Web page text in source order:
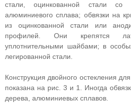
стали, оцинкованной стали со
алюминиевого сплава; обвязки на
из оцинкованной стали или
профилей. Они крепятся
уплотнительными шайбами; в
легированной стали.
Конструкция двойного остекления
показана на рис. 3 и 1. Иногда
дерева, алюминиевых сплавов.